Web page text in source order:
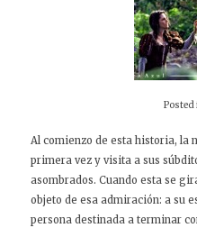
Posted
Al comienzo de esta historia, la
primera vez y visita a sus
asombrados. Cuando esta se
objeto de esa admiración: a su
persona destinada a terminar